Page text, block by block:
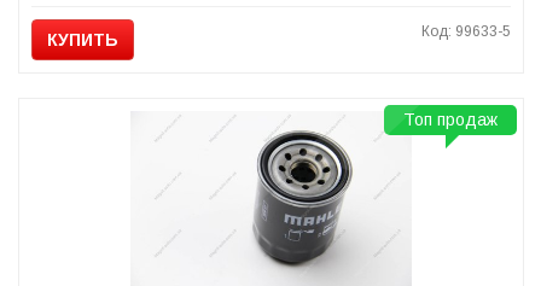
КУПИТЬ Код: 99633-5
Топ продаж